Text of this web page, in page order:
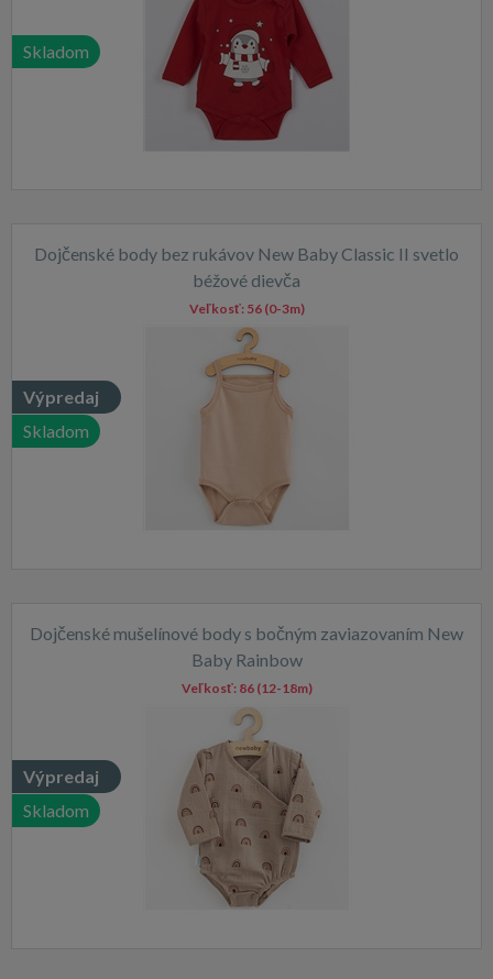
Skladom
Dojčenské body bez rukávov New Baby Classic II svetlo
béžové dievča
Výpredaj
Skladom
Veľkosť: 56 (0-3m)
Dojčenské mušelínové body s bočným zaviazovaním New
Baby Rainbow
Výpredaj
Skladom
Veľkosť: 86 (12-18m)